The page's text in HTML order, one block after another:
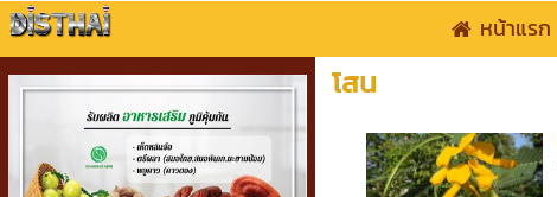
หน้าแรก
โสน